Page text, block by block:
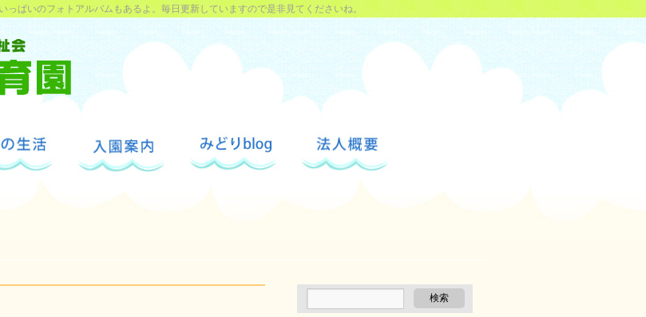
ぱいのフォトアルバムもあるよ。毎日更新していますので是非見てくださいね。